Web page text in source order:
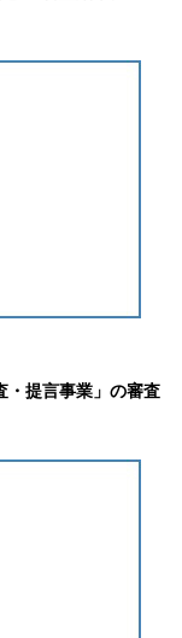
・提言事業」の審査